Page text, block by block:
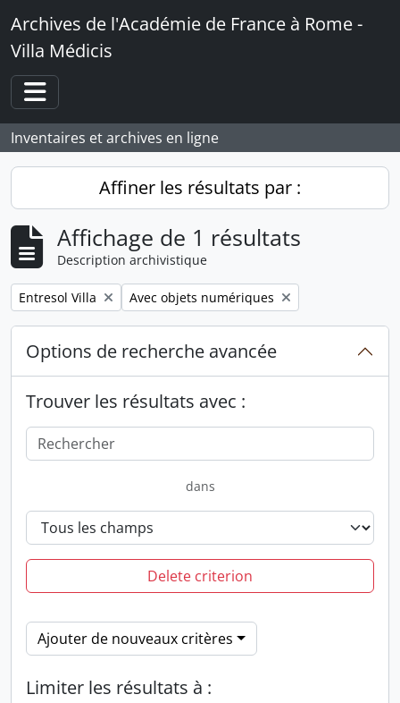
Skip to main content
Archives de l'Académie de France à Rome -
Villa Médicis
Toggle navigation
Inventaires et archives en ligne
Affiner les résultats par :
Affichage de 1 résultats
Description archivistique
Remove filter:
Entresol Villa Remove filter:
Avec objets numériques
Options de recherche avancée
Trouver les résultats avec :
dans
Delete criterion
Ajouter de nouveaux critères
Limiter les résultats à :